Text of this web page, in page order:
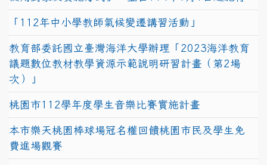
「112年中小學教師氣候變遷講習活動」
教育部委託國立臺灣海洋大學辦理「2023海洋教育
議題數位教材教學資源示範說明研習計畫（第2場
次）」
桃園市112學年度學生音樂比賽實施計畫
本市樂天桃園棒球場冠名權回饋桃園市民及學生免
費進場觀賽